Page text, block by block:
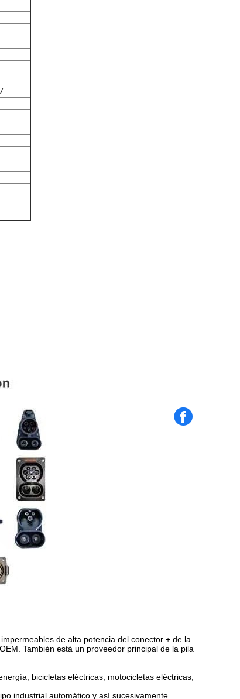
de alta potencia del conector + de la
También está un proveedor principal de la pila
bicicletas eléctricas, motocicletas eléctricas,
industrial automático y así sucesivamente